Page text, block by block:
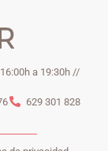
a 19:30h //
629 301 828